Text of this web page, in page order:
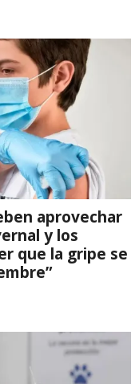
aprovechar
y los
que la gripe se